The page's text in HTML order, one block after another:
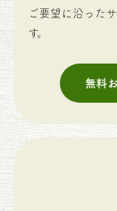
ご要望に沿った
す。
無料